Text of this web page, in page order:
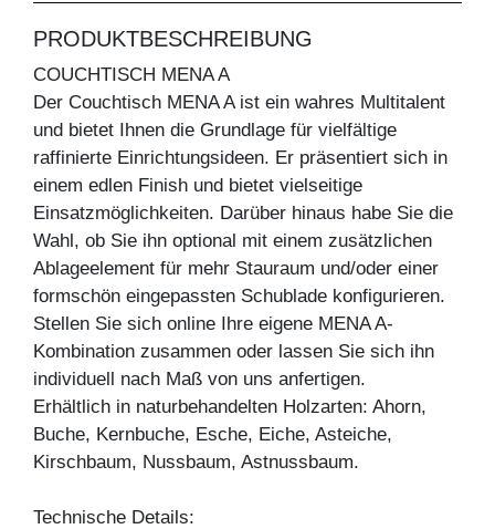
PRODUKTBESCHREIBUNG
COUCHTISCH MENA A
Der Couchtisch MENA A ist ein wahres Multitalent
und bietet Ihnen die Grundlage für vielfältige
raffinierte Einrichtungsideen. Er präsentiert sich in
einem edlen Finish und bietet vielseitige
Einsatzmöglichkeiten. Darüber hinaus habe Sie die
Wahl, ob Sie ihn optional mit einem zusätzlichen
Ablageelement für mehr Stauraum und/oder einer
formschön eingepassten Schublade konfigurieren.
Stellen Sie sich online Ihre eigene MENA A-
Kombination zusammen oder lassen Sie sich ihn
individuell nach Maß von uns anfertigen.
Erhältlich in naturbehandelten Holzarten: Ahorn,
Buche, Kernbuche, Esche, Eiche, Asteiche,
Kirschbaum, Nussbaum, Astnussbaum.
Technische Details: